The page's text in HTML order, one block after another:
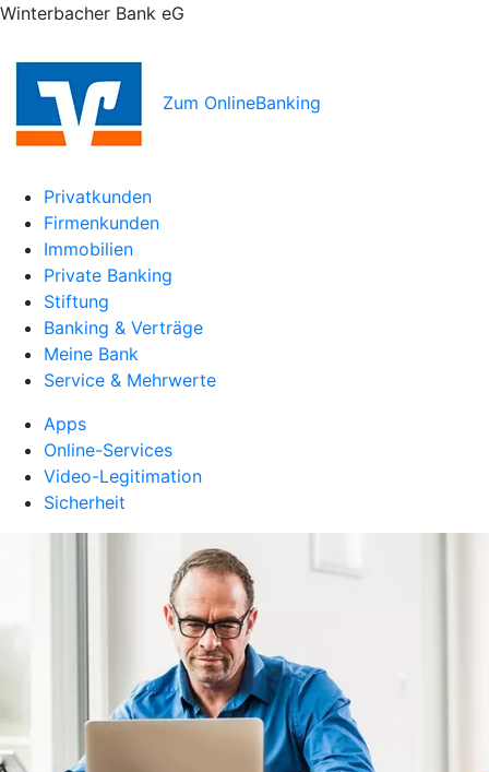
Winterbacher Bank eG
Zum OnlineBanking
Privatkunden
Firmenkunden
Immobilien
Private Banking
Stiftung
Banking & Verträge
Meine Bank
Service & Mehrwerte
Apps
Online-Services
Video-Legitimation
Sicherheit